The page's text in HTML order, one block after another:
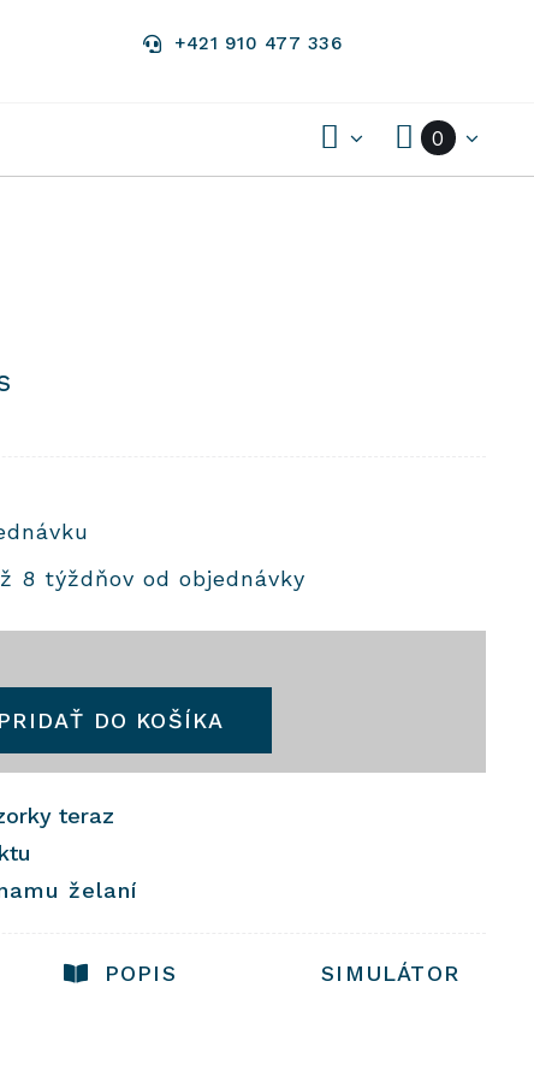
+421 910 477 336
0
8 týždňov od objednávky
PRIDAŤ DO KOŠÍKA
teraz
želaní
POPIS SIMULÁTOR